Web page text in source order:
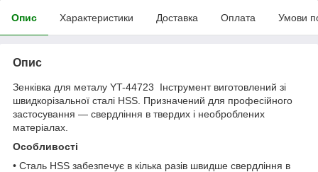
Опис Характеристики Доставка Оплата Умови
Опис
Зенківка для металу YT-44723 Інструмент виготовлений зі
швидкорізальної сталі HSS. Призначений для професійного
застосування — свердління в твердих і необроблених
матеріалах.
Особливості
• Сталь HSS забезпечує в кілька разів швидше свердління в